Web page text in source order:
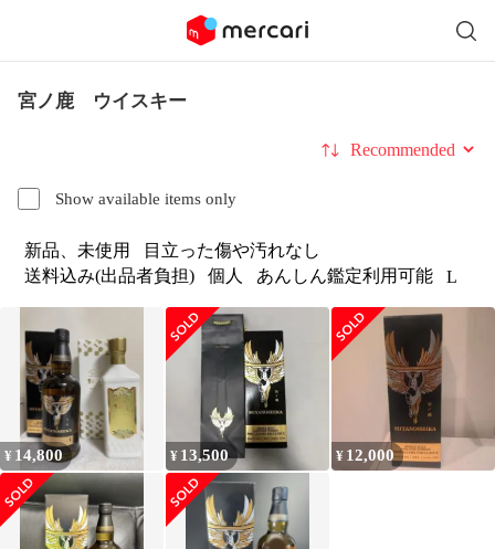
宮ノ鹿 ウイスキー
Show available items only
Sort by
新品、未使用
目立った傷や汚れなし
送料込み(出品者負担)
個人 あんしん鑑定利用可能 L
¥ 14,800 ¥ 13,500 ¥ 12,000